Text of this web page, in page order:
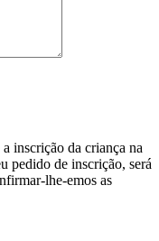
inscrição da criança na
pedido de inscrição, será
lhe-emos as